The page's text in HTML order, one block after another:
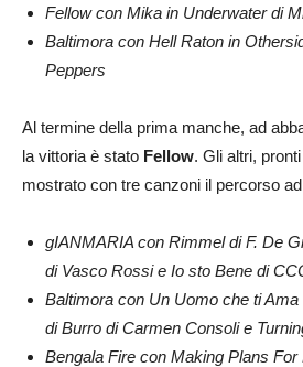
Fellow con Mika in Underwater di
Baltimora con Hell Raton in
Peppers
Al termine della prima manche, ad
la vittoria è stato Fellow. Gli altri,
mostrato con tre canzoni il percorso ad
gIANMARIA con Rimmel di F. De
di Vasco Rossi e Io sto Bene di
Baltimora con Un Uomo che ti
di Burro di Carmen Consoli e
Bengala Fire con Making Plans